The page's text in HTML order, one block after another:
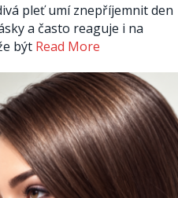
pleť umí znepříjemnit den
a často reaguje i na
být Read More